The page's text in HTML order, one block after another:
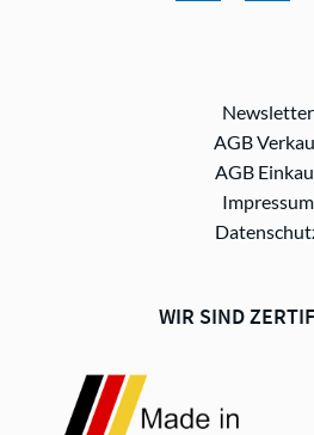
Newsletter
AGB
AGB
Impressum
WIR SIND